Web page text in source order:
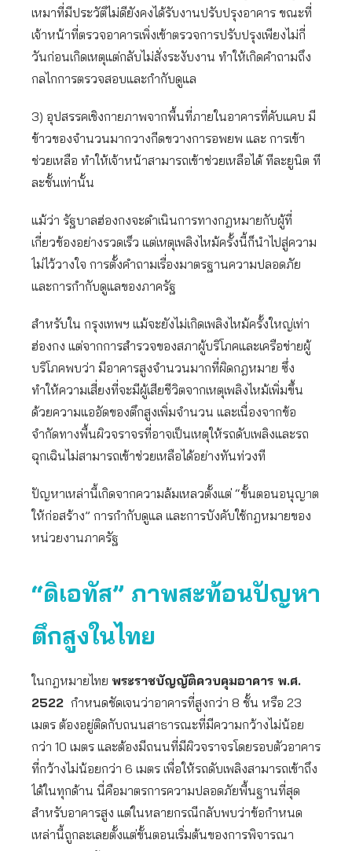
เหมาที่มีประวัติไม่ดียังคงได้รับงานปรับปรุงอาคาร ขณะที่
เจ้าหน้าที่ตรวจอาคารเพิ่งเข้าตรวจการปรับปรุงเพียงไม่กี่
วันก่อนเกิดเหตุแต่กลับไม่สั่งระงับงาน ทำให้เกิดคำถามถึง
กลไกการตรวจสอบและกำกับดูแล
3) อุปสรรคเชิงกายภาพจากพื้นที่ภายในอาคารที่คับแคบ มี
ข้าวของจำนวนมากวางกีดขวางการอพยพ และ การเข้า
ช่วยเหลือ ทำให้เจ้าหน้าสามารถเข้าช่วยเหลือได้ ทีละยูนิต ที
ละชั้นเท่านั้น
แม้ว่า รัฐบาลฮ่องกงจะดำเนินการทางกฎหมายกับผู้ที่
เกี่ยวข้องอย่างรวดเร็ว แต่เหตุเพลิงไหม้ครั้งนี้ก็นำไปสู่ความ
ไม่ไว้วางใจ การตั้งคำถามเรื่องมาตรฐานความปลอดภัย
และการกำกับดูแลของภาครัฐ
สำหรับใน กรุงเทพฯ แม้จะยังไม่เกิดเพลิงไหม้ครั้งใหญ่เท่า
ฮ่องกง แต่จากการสำรวจของสภาผู้บริโภคและเครือข่ายผู้
บริโภคพบว่า มีอาคารสูงจำนวนมากที่ผิดกฎหมาย ซึ่ง
ทำให้ความเสี่ยงที่จะมีผู้เสียชีวิตจากเหตุเพลิงไหม้เพิ่มขึ้น
ด้วยความแออัดของตึกสูงเพิ่มจำนวน และเนื่องจากข้อ
จำกัดทางพื้นผิวจราจรที่อาจเป็นเหตุให้รถดับเพลิงและรถ
ฉุกเฉินไม่สามารถเข้าช่วยเหลือได้อย่างทันท่วงที
ปัญหาเหล่านี้เกิดจากความล้มเหลวตั้งแต่ “ขั้นตอนอนุญาต
ให้ก่อสร้าง” การกำกับดูแล และการบังคับใช้กฎหมายของ
หน่วยงานภาครัฐ
“ดิเอทัส” ภาพสะท้อนปัญหา
ตึกสูงในไทย
ในกฎหมายไทย พระราชบัญญัติควบคุมอาคาร พ.ศ.
2522 กำหนดชัดเจนว่าอาคารที่สูงกว่า 8 ชั้น หรือ 23
เมตร ต้องอยู่ติดกับถนนสาธารณะที่มีความกว้างไม่น้อย
กว่า 10 เมตร และต้องมีถนนที่มีผิวจราจรโดยรอบตัวอาคาร
ที่กว้างไม่น้อยกว่า 6 เมตร เพื่อให้รถดับเพลิงสามารถเข้าถึง
ได้ในทุกด้าน นี่คือมาตรการความปลอดภัยพื้นฐานที่สุด
สำหรับอาคารสูง แต่ในหลายกรณีกลับพบว่าข้อกำหนด
เหล่านี้ถูกละเลยตั้งแต่ขั้นตอนเริ่มต้นของการพิจารณา